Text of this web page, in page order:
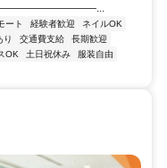
ート 経験者歓迎
ネイルOK
り 交通費支給
長期歓迎
OK 土日祝休み
服装自由